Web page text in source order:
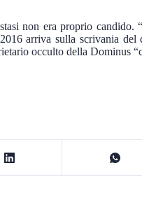
non era proprio candido.
arriva sulla scrivania
occulto della Dominus